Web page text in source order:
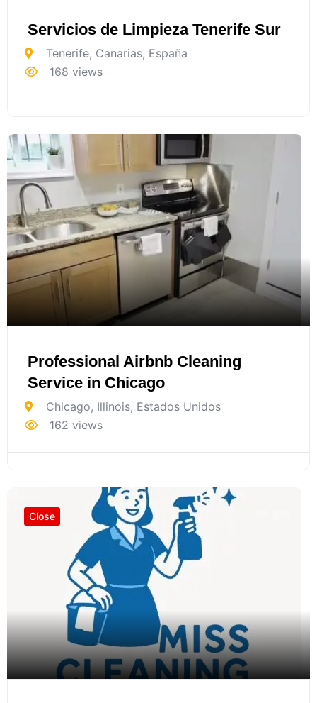
Servicios de Limpieza Tenerife Sur
Tenerife, Canarias, España
168 views
Professional Airbnb Cleaning
Service in Chicago
Chicago, Illinois, Estados Unidos
162 views
Close